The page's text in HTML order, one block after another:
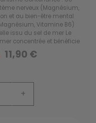
nerveux (Magnésium,
et au bien-être mental
Vitamine B6)
issu du sel de mer Le
concentrée et bénéficie
11,90 €
+